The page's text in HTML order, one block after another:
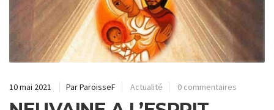
10 mai 2021 Par ParoisseF Actualité 0 commentaires